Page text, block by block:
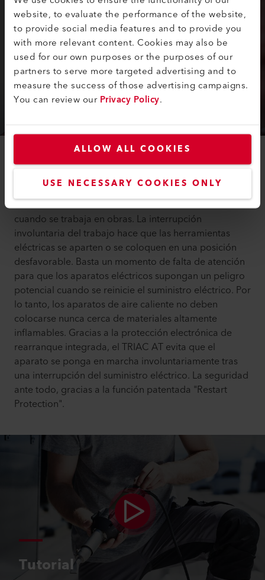
website, to evaluate the performance of the website,
to provide social media features and to provide you
with more relevant content. Cookies may also be
used for our own purposes or the purposes of our
partners to serve more targeted advertising and to
measure the success of those advertising campaigns.
You can review ourPrivacy Policy.
ALLOW ALL COOKIES
USE NECESSARY COOKIES ONLY
#3 Protección contra el reinicio: la seguridad es lo
primero
Los fallos o cortes de electricidad no son infrecuentes
cuando se trabaja en obras. La interrupción
involuntaria del trabajo hace que las herramientas
eléctricas se aparten o se coloquen en una posición
desfavorable. Basta un momento de falta de atención
para que los aparatos eléctricos supongan un peligro
potencial cuando se reinicie el suministro eléctrico. Por
lo tanto, los aparatos de aire caliente no deben
colocarse nunca cerca de materiales altamente
inflamables. Gracias a la protección electrónica de
rearranque integrada, el TRIAC AT evita que el
aparato se ponga en marcha involuntariamente tras
una interrupción del suministro eléctrico. La seguridad
ante todo, gracias a la función patentada "Restart
Protection".
Tutorial